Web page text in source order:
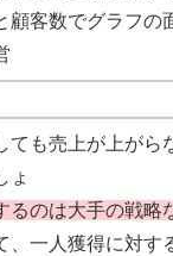
顧客数でグラフの
ても売上が上がら
ょ
るのは大手の戦略
、一人獲得に対す